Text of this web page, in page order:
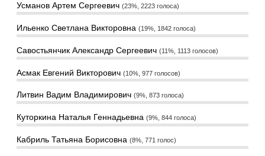
Усманов Артем Сергеевич 23%, 2223 голоса
Ильенко Светлана Викторовна 19%, 1842 голоса
Савостьянчик Александр Сергеевич 11%, 1113 голосов
Асмак Евгений Викторович 10%, 977 голосов
Литвин Вадим Владимирович 9%, 873 голоса
Куторкина Наталья Геннадьевна 9%, 844 голоса
Кабриль Татьяна Борисовна 8%, 771 голос